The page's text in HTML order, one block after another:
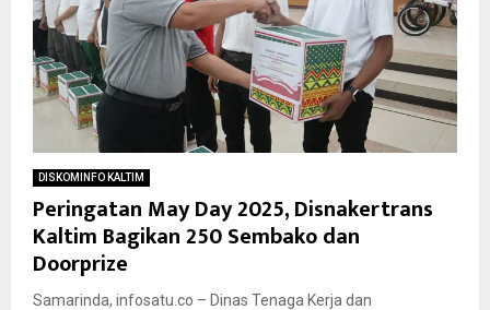
DISKOMINFO KALTIM
Peringatan May Day 2025, Disnakertrans
Kaltim Bagikan 250 Sembako dan
Doorprize
Samarinda, infosatu.co – Dinas Tenaga Kerja dan